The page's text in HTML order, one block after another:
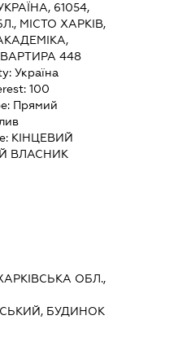
61054,
МІСТО ХАРКІВ,
448
Україна
100
Прямий
КІНЦЕВИЙ
ВЛАСНИК
ХАРКІВСЬКА ОБЛ.,
БУДИНОК